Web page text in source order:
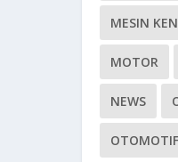
MESIN
MOTOR
NEWS
OTOMOTIF